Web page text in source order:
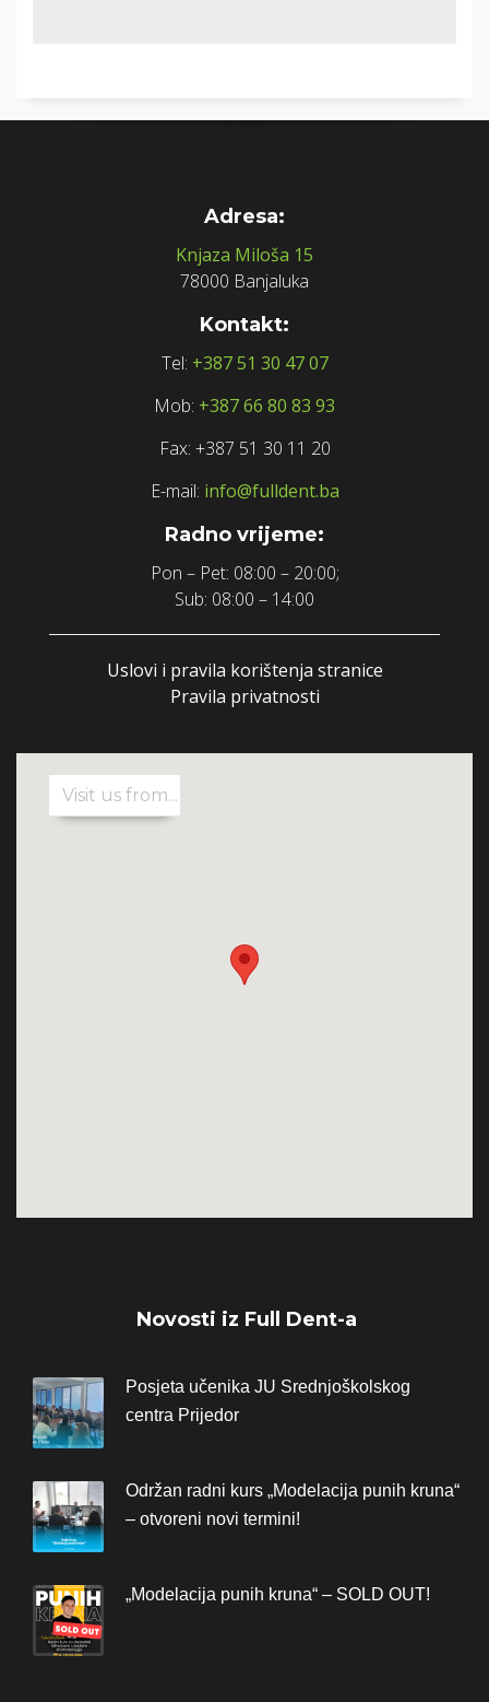
Adresa:
Knjaza Miloša 15
78000 Banjaluka
Kontakt:
Tel: +387 51 30 47 07
Mob: +387 66 80 83 93
Fax: +387 51 30 11 20
E-mail: info@fulldent.ba
Radno vrijeme:
Pon – Pet: 08:00 – 20:00;
Sub: 08:00 – 14:00
Uslovi i pravila korištenja stranice
Pravila privatnosti
Novosti iz Full Dent-a
Posjeta učenika JU Srednjoškolskog
centra Prijedor
Održan radni kurs „Modelacija punih kruna“
– otvoreni novi termini!
„Modelacija punih kruna“ – SOLD OUT!